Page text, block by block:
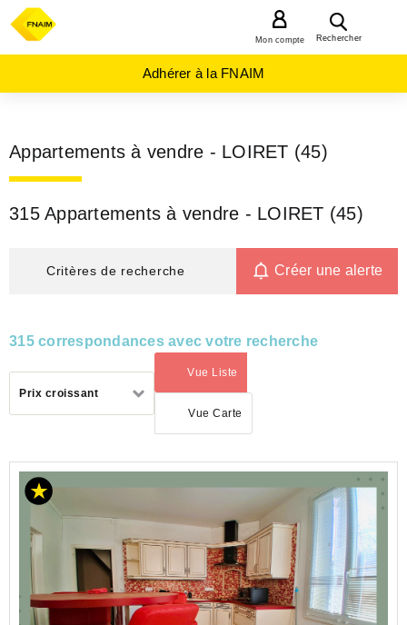
Rechercher
Mon compte
Adhérer à la FNAIM
Appartements à vendre - LOIRET (45)
315 Appartements à vendre - LOIRET (45)
Critères de recherche Créer une alerte
315 correspondances avec votre recherche
Prix croissant
Vue Liste
(activé)
Vue Carte
ACHAT
APPARTEMENT
VAL-DE-
LOIRE
LOIRET